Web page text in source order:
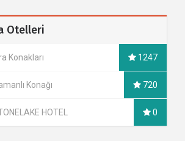
Otelleri
Konakları 1247
Konağı 720
HOTEL 0